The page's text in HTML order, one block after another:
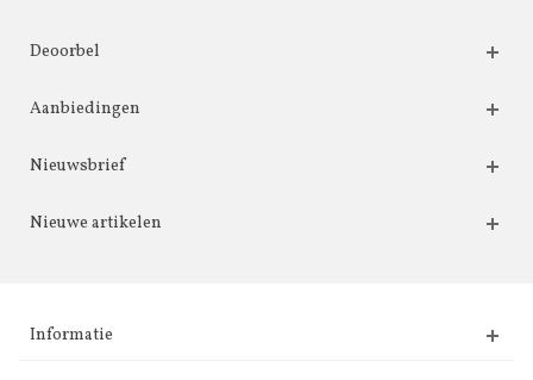
Deoorbel
Aanbiedingen
Nieuwsbrief
Nieuwe artikelen
Informatie